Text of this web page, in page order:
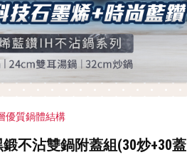
優質鍋體結構
不沾雙鍋附蓋組(30炒+30蓋